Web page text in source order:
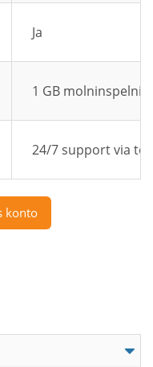
Ja
1 GB
24/7 support via
konto